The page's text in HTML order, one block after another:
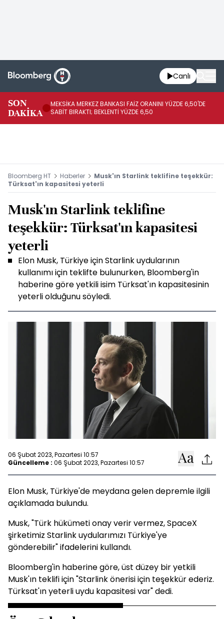
Canlı
SON
DAKİKA
MEKSİKA MERKEZ BANKASI FAİZ ORANINI YÜZDE 6,50'DE
SABİT BIRAKTI; BEKLENTİ YÜZDE 6,50
Bloomberg HT Haberler
Musk'ın Starlink teklifine teşekkür:
Türksat'ın kapasitesi yeterli
Musk'ın Starlink teklifine
teşekkür: Türksat'ın kapasitesi
yeterli
Elon Musk, Türkiye için Starlink uydularının
kullanımı için teklifte bulunurken, Bloomberg'in
haberine göre yetkili isim Türksat'ın kapasitesinin
yeterli olduğunu söyledi.
06 Şubat 2023, Pazartesi 10:57
Güncelleme : 06 Şubat 2023, Pazartesi 10:57
Elon Musk, Türkiye'de meydana gelen depremle ilgili
açıklamada bulundu.
Musk, "Türk hükümeti onay verir vermez, SpaceX
şirketimiz Starlink uydularımızı Türkiye'ye
gönderebilir" ifadelerini kullandı.
Bloomberg'in haberine göre, üst düzey bir yetkili
Musk'ın teklifi için "Starlink önerisi için teşekkür ederiz.
Türksat'ın yeterli uydu kapasitesi var" dedi.